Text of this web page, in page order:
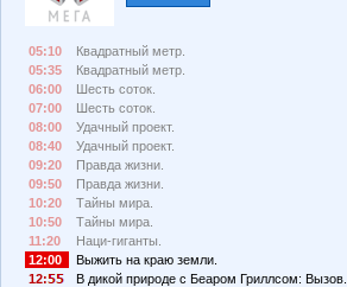
05:10
Квадратный метр.
05:35
Квадратный метр.
06:00
Шесть соток.
07:00
Шесть соток.
08:00
Удачный проект.
08:40
Удачный проект.
09:20
Правда жизни.
09:50
Правда жизни.
10:20
Тайны мира.
10:50
Тайны мира.
11:20
Наци-гиганты.
12:00
Выжить на краю земли.
12:
В дикой природе с Беаром Гриллсом: Вызов.